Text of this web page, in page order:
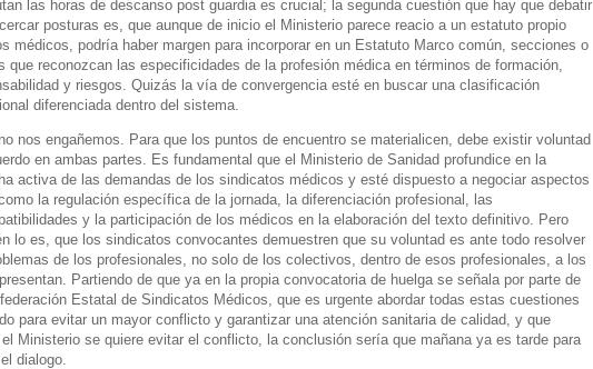
las horas de descanso post guardia es crucial; la segunda cuestión que hay que debatir
posturas es, que aunque de inicio el Ministerio parece reacio a un estatuto propio
médicos, podría haber margen para incorporar en un Estatuto Marco común, secciones o
que reconozcan las especificidades de la profesión médica en términos de formación,
y riesgos. Quizás la vía de convergencia esté en buscar una clasificación
diferenciada dentro del sistema.
nos engañemos. Para que los puntos de encuentro se materialicen, debe existir voluntad
en ambas partes. Es fundamental que el Ministerio de Sanidad profundice en la
activa de las demandas de los sindicatos médicos y esté dispuesto a negociar aspectos
la regulación específica de la jornada, la diferenciación profesional, las
y la participación de los médicos en la elaboración del texto definitivo. Pero
lo es, que los sindicatos convocantes demuestren que su voluntad es ante todo resolver
de los profesionales, no solo de los colectivos, dentro de esos profesionales, a los
Partiendo de que ya en la propia convocatoria de huelga se señala por parte de
Estatal de Sindicatos Médicos, que es urgente abordar todas estas cuestiones
para evitar un mayor conflicto y garantizar una atención sanitaria de calidad, y que
Ministerio se quiere evitar el conflicto, la conclusión sería que mañana ya es tarde para
dialogo.